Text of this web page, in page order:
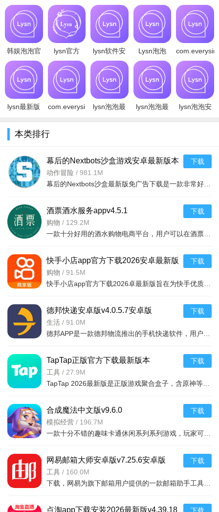
优势：
1、Lysn有着各种公开的聊天室，可以就比较关注的人们话题
来进行畅快的聊天讨论。
2、在Lysn社区里面可以去关注更多人的动态，从动态来了解
一个人的真实生活状态。
3、如果你对现在的熟人和陌生人的交友模式不感兴趣，可以
尝试这款同好交友软件。
1、这里还有各种已发布的在线聊天室，可以讨论比较关注的
2、这是固定的社交媒体方式，找的朋友都有共同的个人爱
好，话题讨论很多。
3、和朋友没完没了地聊自己喜欢的音乐艺术家，和其他满是
自己真正喜欢的东西的社区见面。
结交全世界的朋友。Lysn还能定位世界上的任何位置，并允许用户
通过长按地图发送消息。..
韩娱泡泡官
方下载2025
最新版
(lysn)v1.6.4
安卓版
lysn官方
2024最新正
版软件安装
包v1.5.0安
卓版
lysn软件安
卓官方最新
版本v1.6.4
安卓版
Lysn泡泡
app安卓中
文手机版
v1.6.4 官方
版
更新下载
v1.6.4安卓
中文版
lysn最新版
v1.6.4国际
com.everysing.lysnlysn泡泡最
lysn泡泡最
方版
lysn泡泡安
本类排行
幕后的Nextbots沙盒游戏安卓最新版本
v11.2.2 中文版
动作冒险 / 981.1M
下载
酒票酒水服务appv4.5.1
购物 / 129.2M
下载
快手小店app官方下载2026安卓最新版
v7.2.40.481安卓最新版
购物 / 91.5M
下载
德邦快递安卓版v4.0.5.7安卓版
生活 / 91.0M
下载
TapTap正版官方下载最新版本
2026v2.94.0-mkt#100300手机版
工具 / 27.9M
下载
合成魔法中文版v9.6.0
模拟经营 / 196.7M
下载
网易邮箱大师安卓版v7.25.6安卓版
工具 / 160.0M
下载
点淘app下载安装2026最新版v4.39.18